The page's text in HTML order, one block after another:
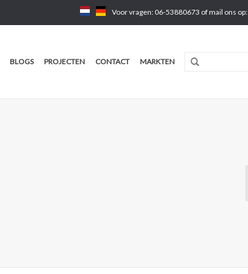
Voor vragen: 06-53880673 of mail ons op:
BLOGS PROJECTEN CONTACT MARKTEN